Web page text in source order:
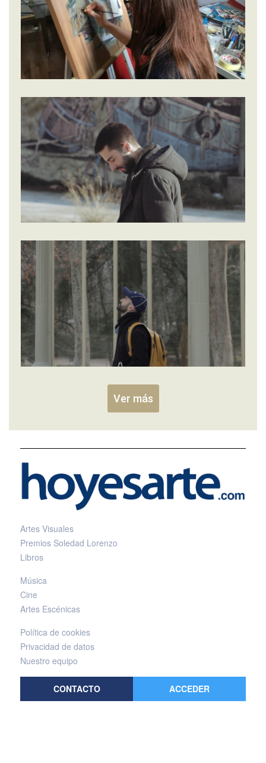
Ver más
Artes Visuales
Premios Soledad Lorenzo
Libros
Música
Cine
Artes Escénicas
Política de cookies
Privacidad de datos
Nuestro equipo
CONTACTO ACCEDER